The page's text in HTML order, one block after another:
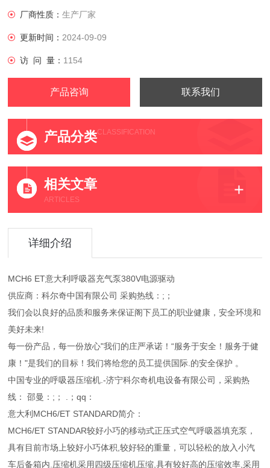
厂商性质：生产厂家
更新时间： 2024-09-09
访 问 量： 1154
产品咨询 联系我们
产品分类CLASSIFICATION
相关文章
ARTICLES
详细介绍
MCH6 ET意大利呼吸器充气泵380V电源驱动
供应商：科尔奇中国有限公司 采购热线：;；
我们会以良好的品质和服务来保证阁下员工的职业健康，安全环境和
美好未来!
每一份产品，每一份放心"我们的庄严承诺！“服务于安全！服务于健
康！"是我们的目标！我们将给您的员工提供国际.的安全保护 。
中国专业的呼吸器压缩机.-济宁科尔奇机电设备有限公司，采购热
线： 邵曼：;； .；qq：
意大利MCH6/ET STANDARD简介：
MCH6/ET STANDAR较好小巧的移动式正压式空气呼吸器填充泵，
具有目前市场上较好小巧体积,较好轻的重量，可以轻松的放入小汽
车后备箱内.压缩机采用四级压缩机压缩,具有较好高的压缩效率,采用